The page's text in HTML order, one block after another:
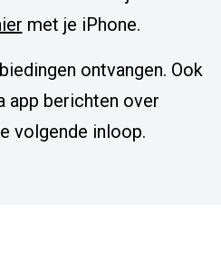
met je iPhone.
ontvangen. Ook
app berichten over
volgende inloop.